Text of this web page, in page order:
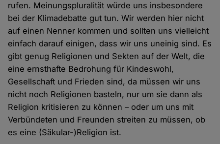
rufen. Meinungspluralität würde uns insbesondere
bei der Klimadebatte gut tun. Wir werden hier nicht
auf einen Nenner kommen und sollten uns vielleicht
einfach darauf einigen, dass wir uns uneinig sind. Es
gibt genug Religionen und Sekten auf der Welt, die
eine ernsthafte Bedrohung für Kindeswohl,
Gesellschaft und Frieden sind, da müssen wir uns
nicht noch Religionen basteln, nur um sie dann als
Religion kritisieren zu können – oder um uns mit
Verbündeten und Freunden streiten zu müssen, ob
es eine (Säkular-)Religion ist.